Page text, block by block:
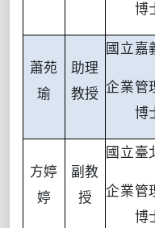
博
蕭苑
瑜
助理
教授
國立嘉
企業管
博
方婷
婷
副教
授
國立臺
企業管
博